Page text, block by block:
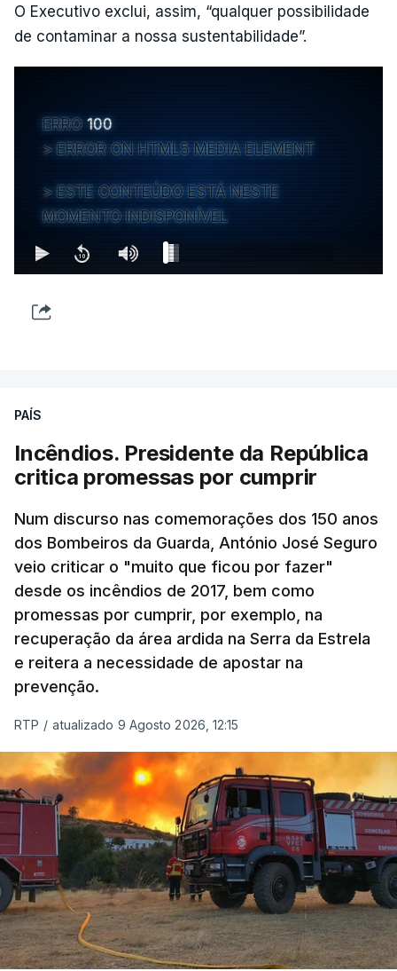
O Executivo exclui, assim, “qualquer possibilidade
de contaminar a nossa sustentabilidade”.
ERRO 100
ERROR ON HTML5 MEDIA ELEMENT
ESTE CONTEÚDO ESTÁ NESTE
MOMENTO INDISPONÍVEL
PAÍS
Incêndios. Presidente da República
critica promessas por cumprir
Num discurso nas comemorações dos 150 anos
dos Bombeiros da Guarda, António José Seguro
veio criticar o "muito que ficou por fazer"
desde os incêndios de 2017, bem como
promessas por cumprir, por exemplo, na
recuperação da área ardida na Serra da Estrela
e reitera a necessidade de apostar na
prevenção.
RTP / atualizado 9 Agosto 2026, 12:15